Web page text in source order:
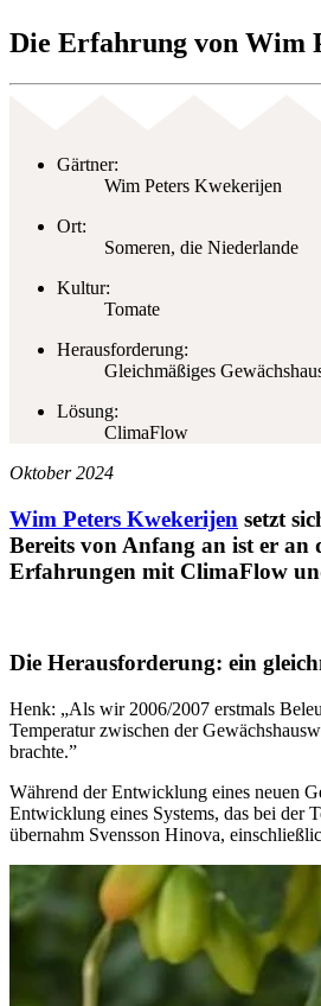
Die Erfahrung von Wim
Gärtner:
Wim Peters Kwekerijen
Ort:
Someren, die Niederlande
Kultur:
Tomate
Herausforderung:
Gleichmäßiges
Lösung:
ClimaFlow
Oktober 2024
Wim Peters Kwekerijen setzt
Bereits von Anfang an ist er
Erfahrungen mit ClimaFlow
Die Herausforderung: ein
Henk: „Als wir 2006/2007 erstmals
Temperatur zwischen der
brachte.”
Während der Entwicklung eines neuen
Entwicklung eines Systems, das bei der
übernahm Svensson Hinova,